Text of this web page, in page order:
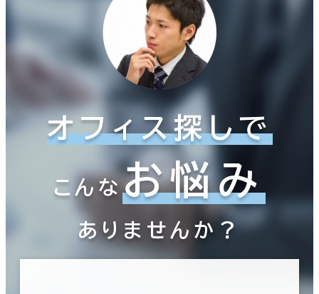
オフィス探しで
こんなお悩み
ありませんか？